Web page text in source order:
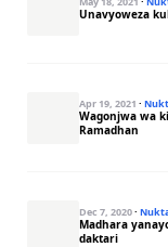
Unavyoweza
Apr 19, 2021 ·
Wagonjwa wa
Ramadhan
Dec 7, 2020·
Madhara
daktari